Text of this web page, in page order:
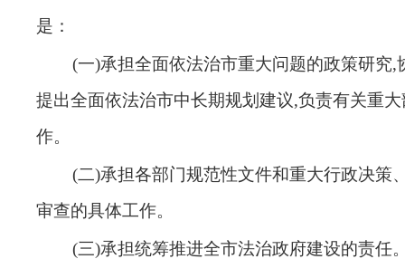
是 ：
(一)承担全面依法治市重大问题的政策研究,
提出全面依法治市中长期规划建议,负责有关重
作。
(二)承担各部门规范性文件和重大行政决策
审查的具体工作。
(三)承担统筹推进全市法治政府建设的责任